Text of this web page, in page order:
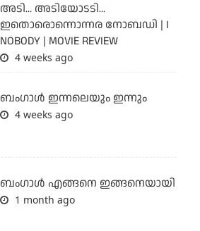
അടി... അടിയോടടി...
ഇതൊരൊന്നൊന്നര നോബഡി | I
NOBODY | MOVIE REVIEW
4 weeks ago
ബംഗാള്‍ ഇന്നലെയും ഇന്നും
4 weeks ago
ബം​ഗാൾ എങ്ങനെ ഇങ്ങനെയായി
1 month ago